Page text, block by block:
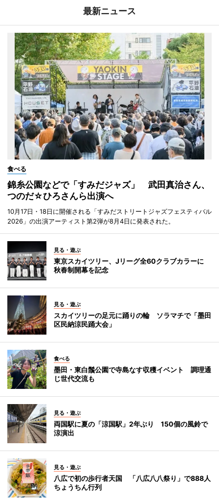
最新ニュース
食べる
錦糸公園などで「すみだジャズ」 武田真治さん、
つのだ☆ひろさんら出演へ
10月17日・18日に開催される「すみだストリートジャズフェスティバル
2026」の出演アーティスト第2弾が8月4日に発表された。
見る・遊ぶ
東京スカイツリー、Jリーグ全60クラブカラーに
秋春制開幕を記念
見る・遊ぶ
スカイツリーの足元に踊りの輪 ソラマチで「墨田
区民納涼民踊大会」
食べる
墨田・東白鬚公園で寺島なす収穫イベント 調理通
じ世代交流も
見る・遊ぶ
両国駅に夏の「涼国駅」2年ぶり 150個の風鈴で
涼演出
見る・遊ぶ
八広で初の歩行者天国 「八広八八祭り」で888人
ちょうちん行列